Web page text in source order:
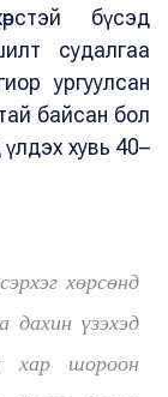
бүсэд
судалгаа
ургуулсан
байсан бол
хувь 40–
хөрсөнд
дахин үзэхэд
хар шороон